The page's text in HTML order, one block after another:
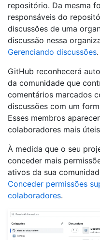
repositório. Da mesma
responsáveis do
discussões de uma
discussão nessa
Gerenciando discussões.
GitHub reconhecerá
da comunidade que
comentários marcados
discussões com um
Esses membros
colaboradores mais
À medida que o seu
conceder mais
ativos da sua
Conceder permissões
colaboradores.